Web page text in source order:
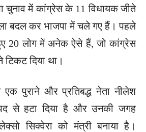
चुनाव में कांग्रेस के 11 विधायक जीते
बदल कर भाजपा में चले गए हैं। पहले
20 लोग में अनेक ऐसे हैं, जो कांग्रेस
दिया था।
पुराने और प्रतिबद्ध नेता नीलेश
से हटा दिया है और उनकी जगह
सिक्वेरा को मंत्री बनाया है।